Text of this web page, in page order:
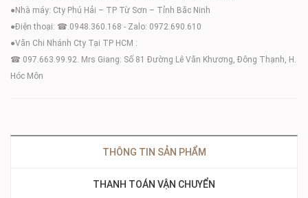
●Nhà máy: Cty Phú Hải – TP Từ Sơn – Tỉnh Băc Ninh
●Điện thoại: ☎.0948.360.168 - Zalo: 0972.690.610
●Văn Chi Nhánh Cty Tại TP HCM :
☎ 097.663.99.92. Mrs Giang: Số 81 Đường Lê Văn Khương, Đông Thạnh, H.
Hóc Môn
THÔNG TIN SẢN PHẨM
THANH TOÁN VẬN CHUYỂN